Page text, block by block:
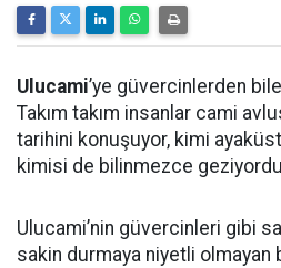
Ulucami’ye güvercinlerden
Takım takım insanlar cami
tarihini konuşuyor, kimi
kimisi de bilinmezce
Ulucami’nin güvercinleri gibi
sakin durmaya niyetli olmayan